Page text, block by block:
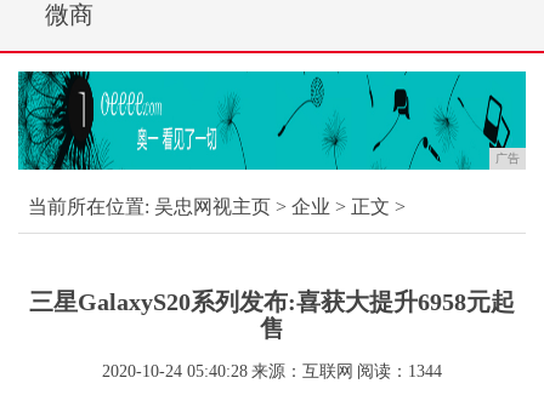
微商
广告
当前所在位置: 吴忠网视主页 > 企业 > 正文 >
三星GalaxyS20系列发布:喜获大提升6958元起
售
2020-10-24 05:40:28 来源：互联网 阅读：1344